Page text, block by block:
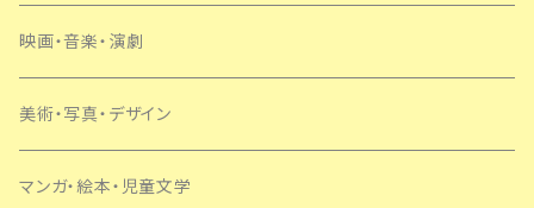
SF・ミステリー
映画・音楽・演劇
美術・写真・デザイン
マンガ・絵本・児童文学